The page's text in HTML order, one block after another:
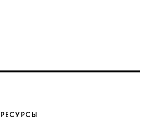
РЕСУРСЫ